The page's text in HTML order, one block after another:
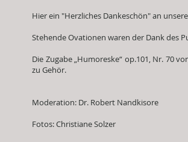
Hier ein "Herzliches Dankeschön" an
Stehende Ovationen waren der Dank des
Die Zugabe „Humoreske“ op.101, Nr. 70
zu Gehör.
Moderation: Dr. Robert Nandkisore
Fotos: Christiane Solzer